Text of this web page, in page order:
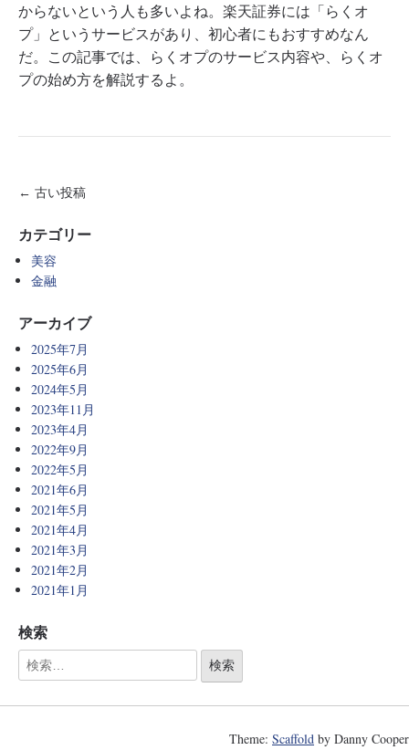
からないという人も多いよね。楽天証券には「らくオ
プ」というサービスがあり、初心者にもおすすめなん
だ。この記事では、らくオプのサービス内容や、らくオ
プの始め方を解説するよ。
← 古い投稿
カテゴリー
美容
金融
アーカイブ
2025年7月
2025年6月
2024年5月
2023年11月
2023年4月
2022年9月
2022年5月
2021年6月
2021年5月
2021年4月
2021年3月
2021年2月
2021年1月
検索
Theme: Scaffold by Danny Cooper